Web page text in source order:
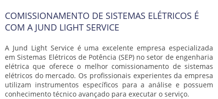
COMISSIONAMENTO DE SISTEMAS ELÉTRICOS É
COM A JUND LIGHT SERVICE
A Jund Light Service é uma excelente empresa especializada
em Sistemas Elétricos de Potência (SEP) no setor de engenharia
elétrica que oferece o melhorcomissionamento de sistemas
elétricos do mercado. Os profissionais experientes da empresa
utilizam instrumentos específicos para a análise e possuem
conhecimento técnico avançado para executar o serviço.